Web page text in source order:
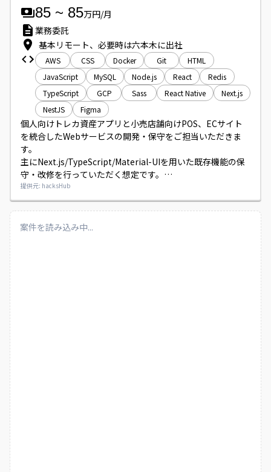
85 ~ 85万円/月
業務委託
基本リモート、必要時は六本木に出社
AWS CSS Docker Git
HTML
JavaScript
MySQL Node.js React
Redis
TypeScript
GCP Sass React Native
Next.js
NestJS
Figma
個人向けトレカ資産アプリと小売店舗向けPOS、ECサイト
を統合したWebサービスの開発・保守をご担当いただきま
す。
主にNext.js/TypeScript/Material-UIを用いた既存機能の保
守・改修を行っていただく想定です。
要件定義から保守改修までの工程に携わり、Figma等のデザ
イン成果物をコードに落とし込む作業やAPI連携実装、パフ
ォーマンス改善・リファクタリング等も発生します。
開発環境はMac、Node.js、Git/GitHub、AWS等を利用して
提供元: hacksHub
案件を読み込み中...